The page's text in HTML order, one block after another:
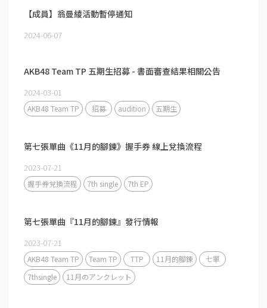
【成員】翁曼綾活動暫停通知
2024-06-07
AKB48 Team TP 五期生招募 - 書面審查結果相關公告
2024-03-01
AKB48 Team TP 招募 audition 五期生
第七張單曲《11月的腳鍊》握手券 線上兌換流程
2023-07-21
握手券兌換流程 7th single 7th EP
第七張單曲『11月的腳鍊』發行情報
2023-07-21
AKB48 Team TP Team TP TTP 11月的腳鍊
七單
7thsingle
11月のアンクレット